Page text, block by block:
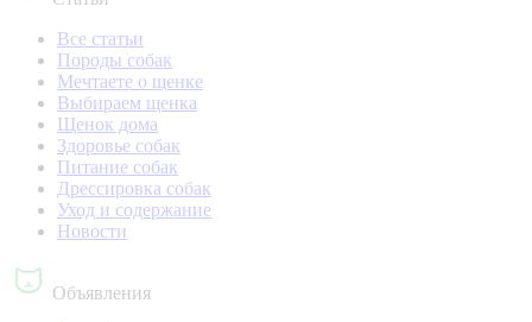
Все статьи
Породы собак
Мечтаете о щенке
Выбираем щенка
Щенок дома
Здоровье собак
Питание собак
Дрессировка собак
Уход и содержание
Новости
Объявления